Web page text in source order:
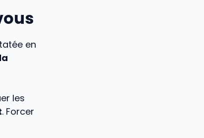
en
les
. Forcer